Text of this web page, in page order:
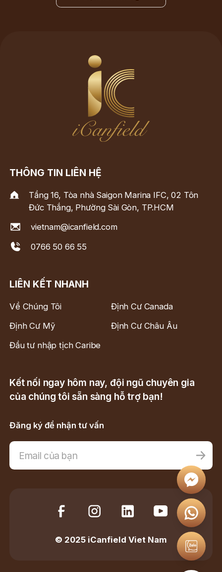
THÔNG TIN LIÊN HỆ
Tầng 16, Tòa nhà Saigon Marina IFC, 02 Tôn
Đức Thắng, Phường Sài Gòn, TP.HCM
vietnam@icanfield.com
0766 50 66 55
LIÊN KẾT NHANH
Về Chúng Tôi
Định Cư Canada
Định Cư Mỹ
Định Cư Châu Âu
Đầu tư nhập tịch Caribe
Kết nối ngay hôm nay, đội ngũ chuyên gia
của chúng tôi sẵn sàng hỗ trợ bạn!
Đăng ký để nhận tư vấn
© 2025 iCanfield Viet Nam